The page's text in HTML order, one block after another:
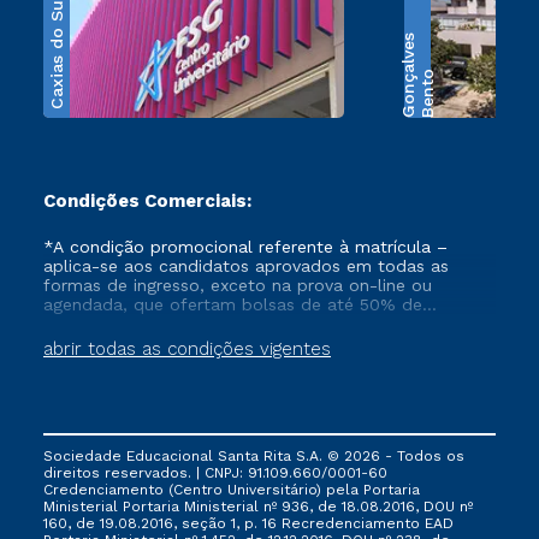
Caxias do Sul B
e
n
t
o
G
o
n
ç
a
l
v
e
s
Condições Comerciais:
abrir todas as condições vigentes
*A condição promocional referente à matrícula –
aplica-se aos candidatos aprovados em todas as
formas de ingresso, exceto na prova on-line ou
agendada, que ofertam bolsas de até 50% de
que ainda não tenham efetivado e/ou não tenham
cancelado ou trancado sua matrícula em uma das
FIES, Prouni e outros programas governamentais, e
não se acumula com nenhuma outra campanha
ofertada pela Instituição.
Sociedade Educacional Santa Rita S.A. © 2026 - Todos os
direitos reservados. | CNPJ: 91.109.660/0001-60
Credenciamento (Centro Universitário) pela Portaria
Ministerial Portaria Ministerial nº 936, de 18.08.2016, DOU nº
160, de 19.08.2016, seção 1, p. 16 Recredenciamento EAD